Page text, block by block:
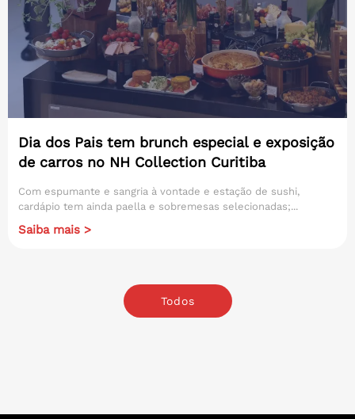
Dia dos Pais tem brunch especial e exposição
de carros no NH Collection Curitiba
Com espumante e sangria à vontade e estação de sushi,
cardápio tem ainda paella e sobremesas selecionadas;...
Saiba mais >
Todos